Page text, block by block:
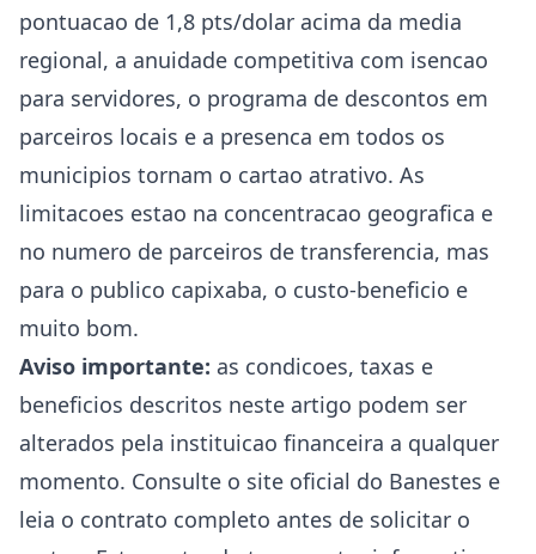
pontuacao de 1,8 pts/dolar acima da media
regional, a anuidade competitiva com isencao
para servidores, o programa de descontos em
parceiros locais e a presenca em todos os
municipios tornam o cartao atrativo. As
limitacoes estao na concentracao geografica e
no numero de parceiros de transferencia, mas
para o publico capixaba, o custo-beneficio e
muito bom.
Aviso importante: as condicoes, taxas e
beneficios descritos neste artigo podem ser
alterados pela instituicao financeira a qualquer
momento. Consulte o site oficial do Banestes e
leia o contrato completo antes de solicitar o